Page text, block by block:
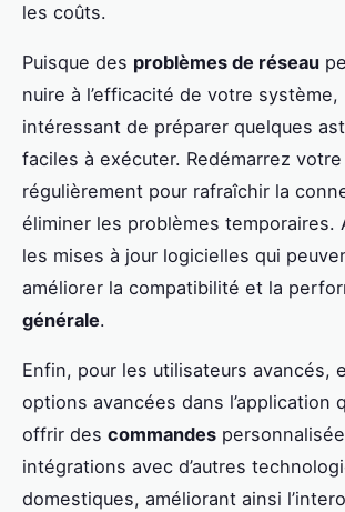
les coûts.
Puisque des problèmes de réseau
nuire à l’efficacité de votre système,
intéressant de préparer quelques
faciles à exécuter. Redémarrez
régulièrement pour rafraîchir la
éliminer les problèmes temporaires.
les mises à jour logicielles qui
améliorer la compatibilité et la
générale.
Enfin, pour les utilisateurs avancés,
options avancées dans l’application
offrir des commandes
intégrations avec d’autres
domestiques, améliorant ainsi